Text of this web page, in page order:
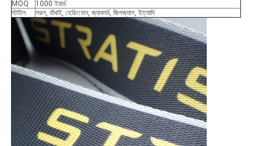
MOQ
1000 ইয়ার্ড
স্টাইল
সরল, বাঁধাই, হেরিংবোন, জ্যাকার্ড, জিগজ্যাগ, ইত্যাদি